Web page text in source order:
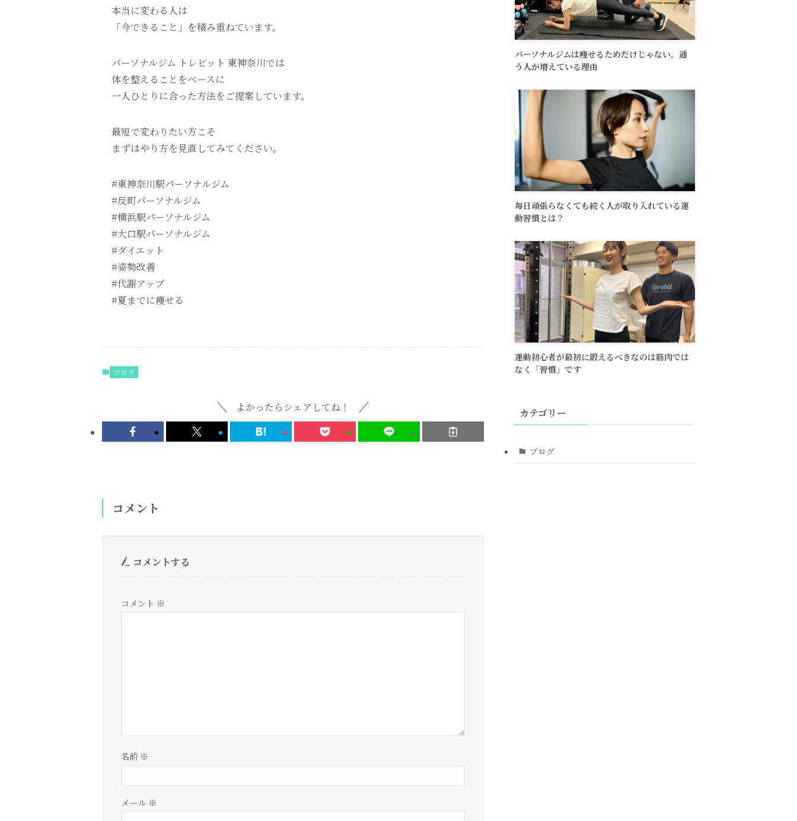
本当に変わる人は
「今できること」を積み重ねています。
パーソナルジム トレビット 東神奈川では
体を整えることをベースに
一人ひとりに合った方法をご提案しています。
最短で変わりたい方こそ
まずはやり方を見直してみてください。
#東神奈川駅パーソナルジム
#反町パーソナルジム
#横浜駅パーソナルジム
#大口駅パーソナルジム
#ダイエット
#姿勢改善
#代謝アップ
#夏までに痩せる
ブログ
よかったらシェアしてね！
コメント
コメントする
コメント ※
名前 ※
メール ※
パーソナルジムは痩せるためだけじゃない。通
う人が増えている理由
毎日頑張らなくても続く人が取り入れている運
動習慣とは？
運動初心者が最初に鍛えるべきなのは筋肉では
なく「習慣」です
カテゴリー
ブログ